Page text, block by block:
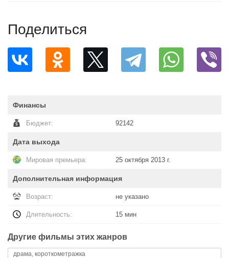
Поделиться
Финансы
Бюджет: 92142
Дата выхода
Мировая премьера: 25 октября 2013 г.
Дополнительная информация
Возраст: не указано
Длительность: 15 мин
Другие фильмы этих жанров
драма, короткометражка